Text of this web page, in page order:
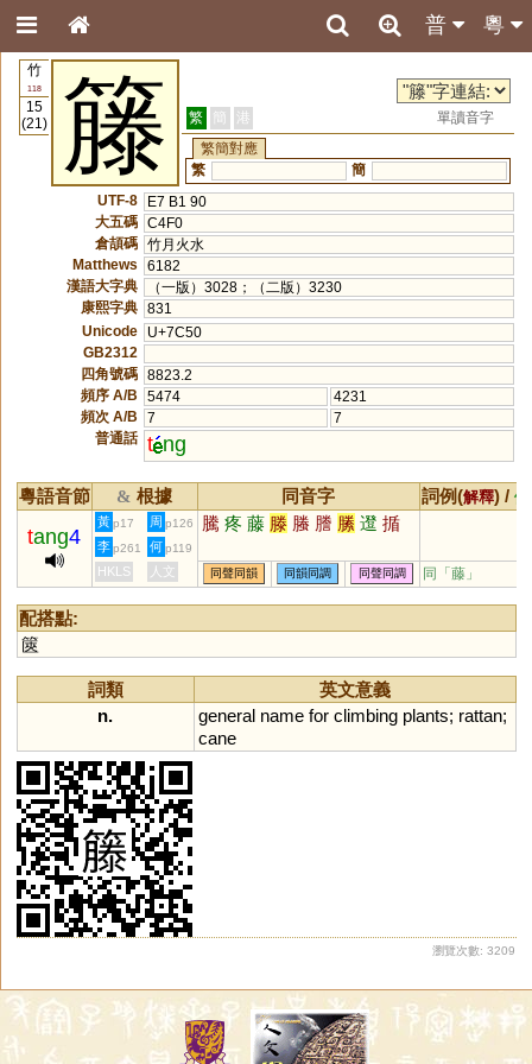
粵
普
竹
118
15
(21)
籐 繁 簡 港
單讀音字
繁簡對應
繁
簡
UTF-8
E7 B1 90
大五碼 C4F0
倉頡碼 竹月火水
Matthews
6182
漢語大字典
（一版）3028；（二版）3230
康熙字典 831
Unicode
U+7C50
GB2312
四角號碼 8823.2
頻序 A/B
5474
4231
頻次 A/B
7
7
普通話 t ng
粵語音節 & 根據 同音字 詞例(解釋) /
tang4
黃 p17 周 p126 騰 疼 藤 滕 螣 謄 縢 邆 揗
李 p261 何 p119
HKLS 人文 同聲同韻 同韻同調 同聲同調 同「藤 」
配搭點:
篋
詞類
英文意義
n.
general name for climbing plants; rattan;
cane
瀏覽次數: 3209